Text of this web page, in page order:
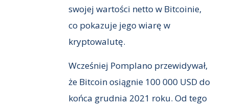
swojej wartości netto w Bitcoinie,
co pokazuje jego wiarę w
kryptowalutę.
Wcześniej Pomplano przewidywał,
że Bitcoin osiągnie 100 000 USD do
końca grudnia 2021 roku. Od tego